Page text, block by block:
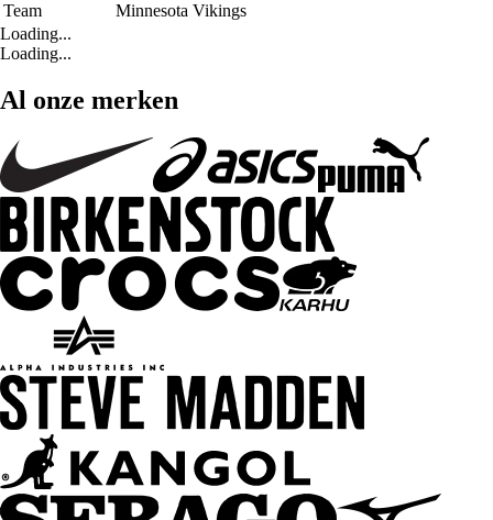
Team
Minnesota Vikings
Loading...
Loading...
Al onze merken